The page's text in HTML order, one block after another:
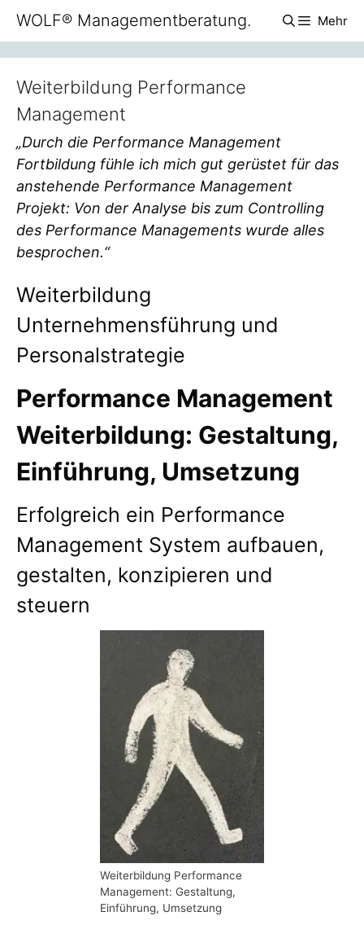
Zum
Inhalt
springen
WOLF® Managementberatung. Mehr
Weiterbildung Performance
Management
„Durch die Performance Management
Fortbildung fühle ich mich gut gerüstet für das
anstehende Performance Management
Projekt: Von der Analyse bis zum Controlling
des Performance Managements wurde alles
besprochen.“
Weiterbildung
Unternehmensführung und
Personalstrategie
Performance Management
Weiterbildung: Gestaltung,
Einführung, Umsetzung
Erfolgreich ein Performance
Management System aufbauen,
gestalten, konzipieren und
steuern
Weiterbildung Performance
Management: Gestaltung,
Einführung, Umsetzung